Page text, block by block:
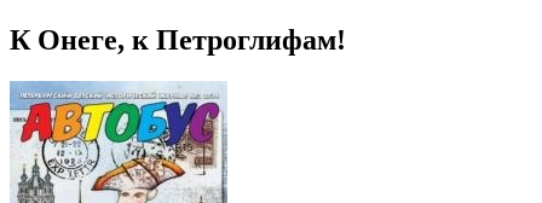
К Онеге, к Петроглифам!